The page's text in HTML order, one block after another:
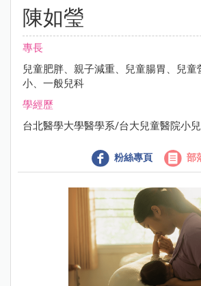
陳如瑩
專長
兒童肥胖、親子減重、兒童腸胃、兒
小、一般兒科
學經歷
台北醫學大學醫學系/台大兒童醫院小
粉絲專頁 部